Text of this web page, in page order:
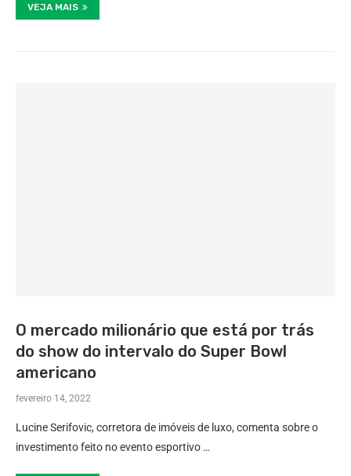
VEJA MAIS
O mercado milionário que está por trás
do show do intervalo do Super Bowl
americano
fevereiro 14, 2022
Lucine Serifovic, corretora de imóveis de luxo, comenta sobre o
investimento feito no evento esportivo …